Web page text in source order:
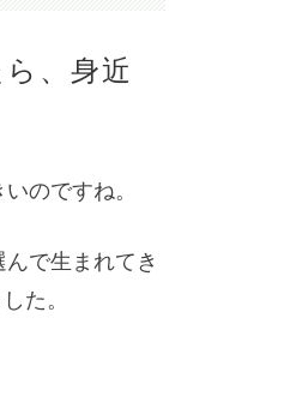
、身近
のですね。
で生まれてき
た。